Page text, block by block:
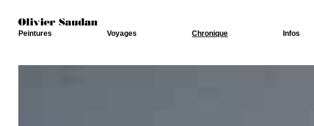
Peintures Voyages Chronique Infos